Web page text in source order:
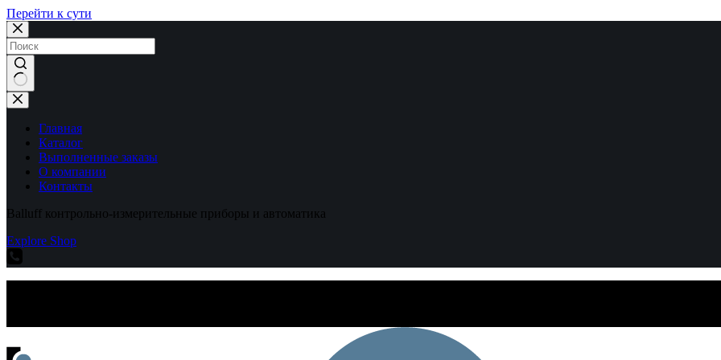
Перейти к сути
Ничего
не
найденоГлавная
Каталог
Выполненные заказы
О компании
Контакты
Balluff контрольно-измерительные приборы и автоматика
Explore Shop